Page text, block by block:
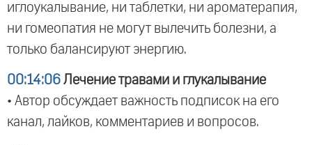
иглоукалывание, ни таблетки, ни ароматерапия,
ни гомеопатия не могут вылечить болезни, а
только балансируют энергию.
00:14:06 Лечение травами и глукалывание
• Автор обсуждает важность подписок на его
канал, лайков, комментариев и вопросов.